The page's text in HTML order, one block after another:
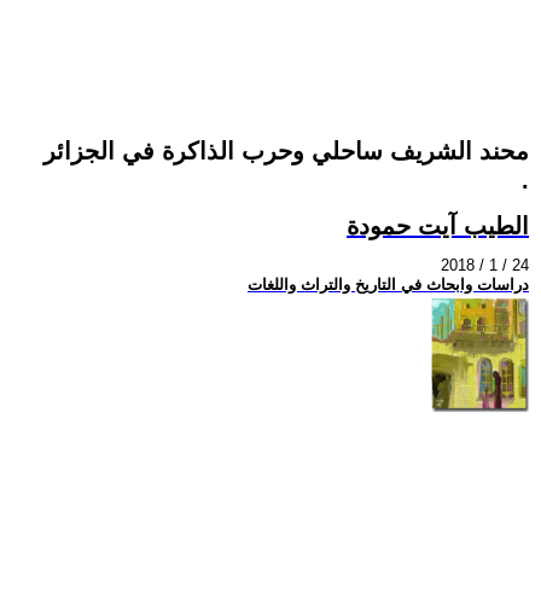
محند الشريف ساحلي وحرب الذاكرة في الجزائر
.
الطيب آيت حمودة
2018 / 1 / 24
دراسات وابحاث في التاريخ والتراث واللغات